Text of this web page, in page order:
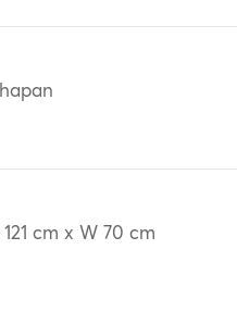
121 cm x W 70 cm